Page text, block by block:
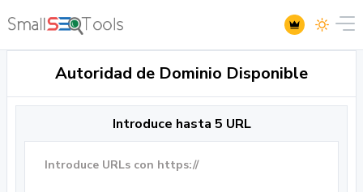
Autoridad de Dominio Disponible
Introduce hasta 5 URL